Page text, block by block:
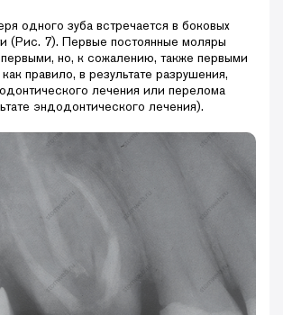
одного зуба встречается в боковых
(Рис. 7). Первые постоянные моляры
но, к сожалению, также первыми
правило, в результате разрушения,
лечения или перелома
эндодонтического лечения).